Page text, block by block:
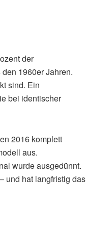
der
1960er Jahren.
sind. Ein
bei identischer
2016 komplett
aus.
wurde ausgedünnt.
und hat langfristig das